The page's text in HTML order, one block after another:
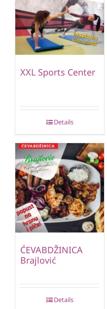
XXL Sports Center
Details
ĆEVABDŽINICA
Brajlović
Details